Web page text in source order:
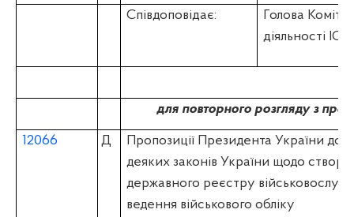
Співдоповідає:
Голова
діяльності
для повторного розгляду з
12066 Д
Пропозиції Президента України до
деяких законів України щодо
державного реєстру
ведення військового обліку